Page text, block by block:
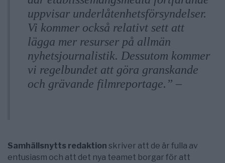
uppvisar underlåtenhetsförsyndelser.
Vi kommer också relativt sett att
lägga mer resurser på allmän
nyhetsjournalistik. Dessutom kommer
vi regelbundet att göra granskande
och grävande filmreportage.” –
Samhällsnytts redaktion skriver att de är fulla av
entusiasm och att det nya teamet borgar för att